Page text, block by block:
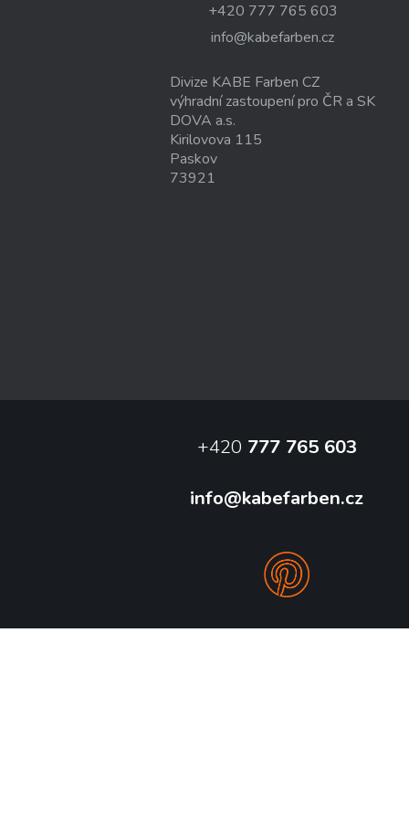
+420 777 765 603
info@kabefarben.cz
Divize KABE Farben CZ
výhradní zastoupení pro ČR a SK
DOVA a.s.
Kirilovova 115
Paskov
73921
+420 777 765 603
info@kabefarben.cz